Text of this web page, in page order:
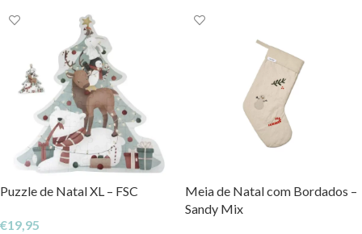
Puzzle de Natal XL – FSC
€19,95
Meia de Natal com Bordados –
Sandy Mix